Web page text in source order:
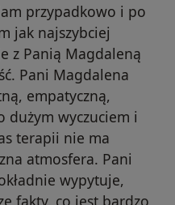
przypadkowo i po
jak najszybciej
z Panią Magdaleną
Pani Magdalena
empatyczną,
dużym wyczuciem i
terapii nie ma
atmosfera. Pani
wypytuje,
fakty, co jest bardzo